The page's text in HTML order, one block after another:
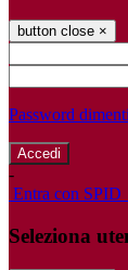
button close ×
Password
-
Entra con SPID
Seleziona